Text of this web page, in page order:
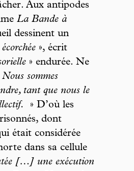
Aux antipodes
La Bande à
dessinent un
», écrit
» endurée. Ne
Nous sommes
tant que nous le
» D’où les
dont
était considérée
dans sa cellule
[…] une exécution